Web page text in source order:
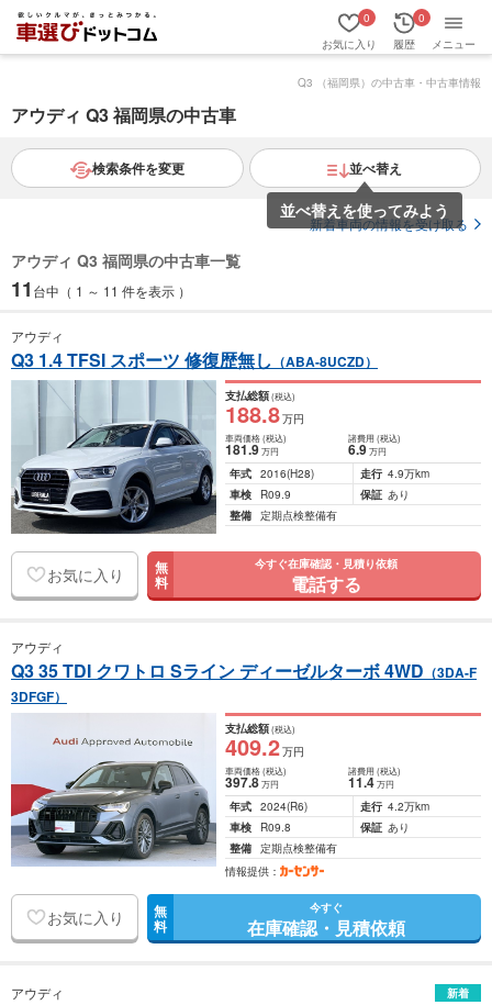
お気に入り
0
履歴
0
メニュー
Q3 （福岡県）の中古車・中古車情報
アウディ Q3 福岡県の中古車
検索条件を変更 並べ替え
並べ替えを使ってみよう
新着車両の情報を受け取る
アウディ Q3 福岡県の中古車一覧
11 台中（ 1 ～ 11 件を表示 ）
アウディ
Q3 1.4 TFSI スポーツ 修復歴無し （ABA-8UCZD）
支払総額(税込)
188.8万円
車両価格(税込)
181.9万円
諸費用 (税込)
6.9 万円
年式 2016(H28) 走行 4.9万km
車検
R09.9 保証 あり
整備 定期点検整備有
お気に入り 無
料
今すぐ在庫確認・見積り依頼
電話する
アウディ
Q3 35 TDI クワトロ Sライン ディーゼルターボ 4WD （3DA-F
3DFGF）
支払総額(税込)
409.2万円
車両価格(税込)
397.8万円
諸費用 (税込)
11.4 万円
年式 2024(R6) 走行 4.2万km
車検
R09.8 保証 あり
整備 定期点検整備有
情報提供：
お気に入り 無
料
今すぐ
在庫確認・見積依頼
アウディ 新着